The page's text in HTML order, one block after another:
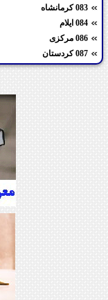
083 کرمانشاه
084 ایلام
086 مرکزی
087 کردستان